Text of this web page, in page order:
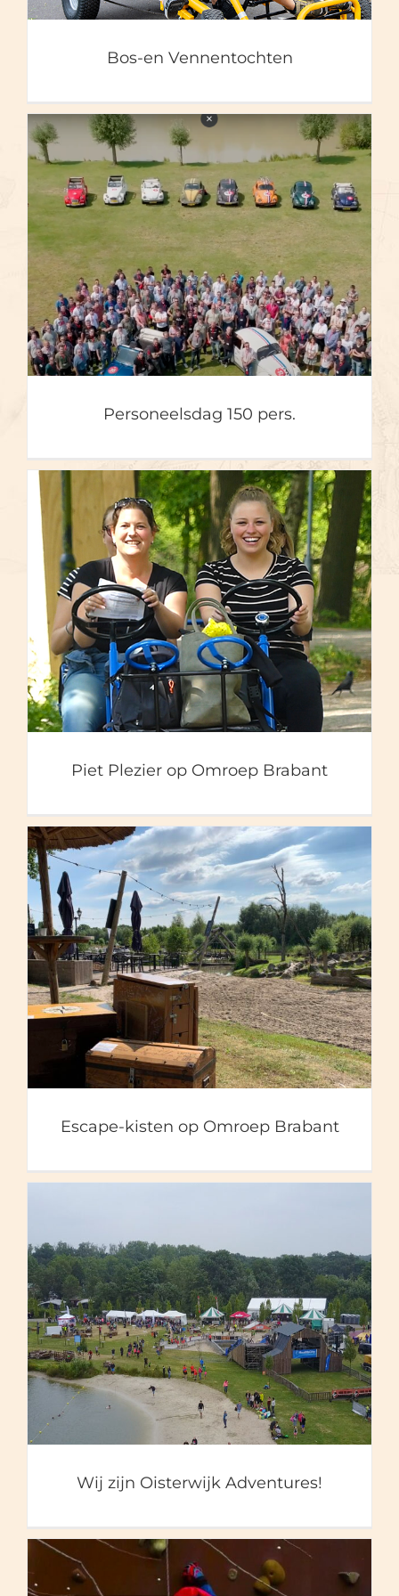
Bos-en Vennentochten
Personeelsdag 150 pers.
Personeelsdag 150 pers.
Piet Plezier op Omroep
Brabant
Piet Plezier op Omroep Brabant
Escape-kisten op Omroep
Brabant
Escape-kisten op Omroep Brabant
Wij zijn Oisterwijk
Adventures!
Wij zijn Oisterwijk Adventures!